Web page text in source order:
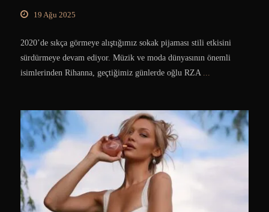
19 Ağu 2025
2020’de sıkça görmeye alıştığımız sokak pijaması stili etkisini
sürdürmeye devam ediyor. Müzik ve moda dünyasının önemli
isimlerinden Rihanna, geçtiğimiz günlerde oğlu RZA...